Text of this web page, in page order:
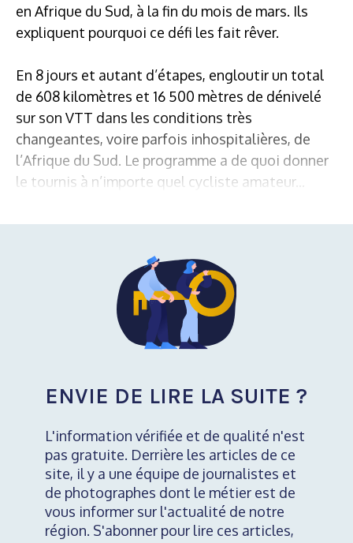
en Afrique du Sud, à la fin du mois de mars. Ils
expliquent pourquoi ce défi les fait rêver.
En 8 jours et autant d’étapes, engloutir un total
de 608 kilomètres et 16 500 mètres de dénivelé
sur son VTT dans les conditions très
changeantes, voire parfois inhospitalières, de
l’Afrique du Sud. Le programme a de quoi donner
le tournis à n’importe quel cycliste amateur...
ENVIE DE LIRE LA SUITE ?
L'information vérifiée et de qualité n'est
pas gratuite. Derrière les articles de ce
site, il y a une équipe de journalistes et
de photographes dont le métier est de
vous informer sur l'actualité de notre
région. S'abonner pour lire ces articles,